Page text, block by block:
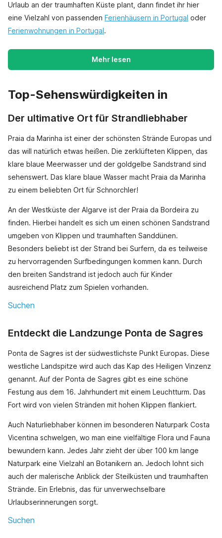
Urlaub an der traumhaften Küste plant, dann findet ihr hier
eine Vielzahl von passenden Ferienhäusern in Portugal oder
Ferienwohnungen in Portugal.
Mehr lesen
Top-Sehenswürdigkeiten in
Der ultimative Ort für Strandliebhaber
Praia da Marinha ist einer der schönsten Strände Europas und
das will natürlich etwas heißen. Die zerklüfteten Klippen, das
klare blaue Meerwasser und der goldgelbe Sandstrand sind
sehenswert. Das klare blaue Wasser macht Praia da Marinha
zu einem beliebten Ort für Schnorchler!
An der Westküste der Algarve ist der Praia da Bordeira zu
finden. Hierbei handelt es sich um einen schönen Sandstrand
umgeben von Klippen und traumhaften Sanddünen.
Besonders beliebt ist der Strand bei Surfern, da es teilweise
zu hervorragenden Surfbedingungen kommen kann. Durch
den breiten Sandstrand ist jedoch auch für Kinder
ausreichend Platz zum Spielen vorhanden.
Suchen
Entdeckt die Landzunge Ponta de Sagres
Ponta de Sagres ist der südwestlichste Punkt Europas. Diese
westliche Landspitze wird auch das Kap des Heiligen Vinzenz
genannt. Auf der Ponta de Sagres gibt es eine schöne
Festung aus dem 16. Jahrhundert mit einem Leuchtturm. Das
Fort wird von vielen Stränden mit hohen Klippen flankiert.
Auch Naturliebhaber können im besonderen Naturpark Costa
Vicentina schwelgen, wo man eine vielfältige Flora und Fauna
bewundern kann. Jedes Jahr zieht der über 100 km lange
Naturpark eine Vielzahl an Botanikern an. Jedoch lohnt sich
auch der malerische Anblick der Steilküsten und traumhaften
Strände. Ein Erlebnis, das für unverwechselbare
Urlaubserinnerungen sorgt.
Suchen